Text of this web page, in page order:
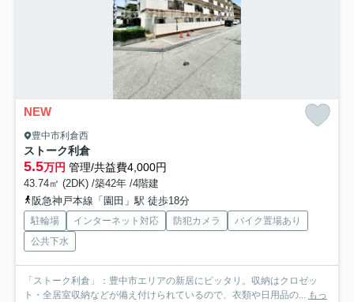
NEW
豊中市利倉西
ストーク利倉
5.5万円 管理/共益費4,000円
43.74㎡ (2DK) /築42年 /4階建
阪急神戸本線「園田」駅 徒歩18分
駐輪場 インターネット対応 防犯カメラ
バイク置場あり
公共下水
「ストーク利倉」：豊中市エリアの新居にピッタリ。収納はクロゼッ
ト・全居室収納などが備え付けられているので、衣類や日用品の... もっ